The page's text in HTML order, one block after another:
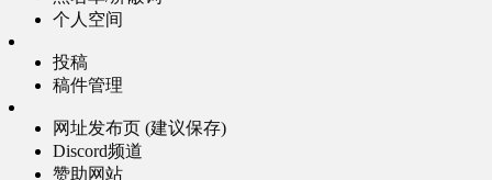
个人空间
投稿
稿件管理
网址发布页 (建议保存)
Discord频道
赞助网站